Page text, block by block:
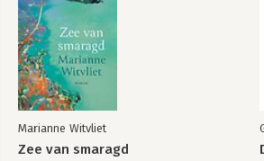
Marianne Witvliet
Zee van smaragd